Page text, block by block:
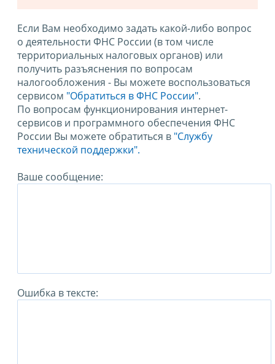
Если Вам необходимо задать какой-либо вопрос
о деятельности ФНС России (в том числе
территориальных налоговых органов) или
получить разъяснения по вопросам
налогообложения - Вы можете воспользоваться
сервисом "Обратиться в ФНС России".
По вопросам функционирования интернет-
сервисов и программного обеспечения ФНС
России Вы можете обратиться в "Службу
технической поддержки".
Ваше сообщение:
Ошибка в тексте: